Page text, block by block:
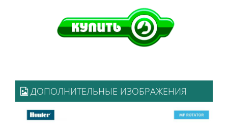
ДОПОЛНИТЕЛЬНЫЕ ИЗОБРАЖЕНИЯ